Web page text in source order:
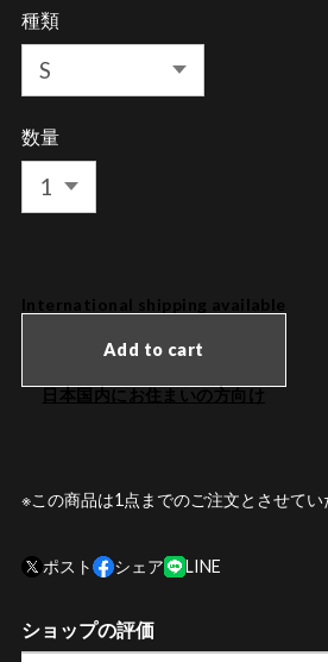
種類
数量
International shipping available
Add to cart
日本国内にお住まいの方向け
※この商品は1点までのご注文とさせてい
ポスト シェア LINE
ショップの評価